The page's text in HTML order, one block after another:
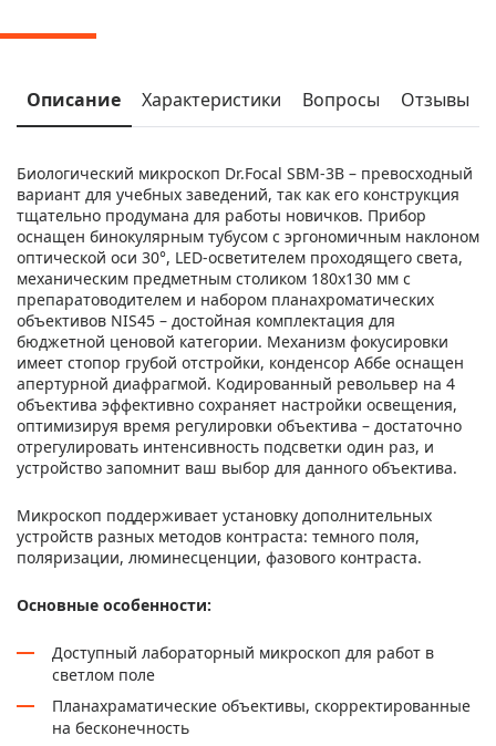
Описание Характеристики Вопросы Отзывы
Биологический микроскоп Dr.Focal SBM-3B – превосходный
вариант для учебных заведений, так как его конструкция
тщательно продумана для работы новичков. Прибор
оснащен бинокулярным тубусом с эргономичным наклоном
оптической оси 30°, LED-осветителем проходящего света,
механическим предметным столиком 180х130 мм с
препаратоводителем и набором планахроматических
объективов NIS45 – достойная комплектация для
бюджетной ценовой категории. Механизм фокусировки
имеет стопор грубой отстройки, конденсор Аббе оснащен
апертурной диафрагмой. Кодированный револьвер на 4
объектива эффективно сохраняет настройки освещения,
оптимизируя время регулировки объектива – достаточно
отрегулировать интенсивность подсветки один раз, и
устройство запомнит ваш выбор для данного объектива.
Микроскоп поддерживает установку дополнительных
устройств разных методов контраста: темного поля,
поляризации, люминесценции, фазового контраста.
Основные особенности:
Доступный лабораторный микроскоп для работ в
светлом поле
Планахраматические объективы, скорректированные
на бесконечность